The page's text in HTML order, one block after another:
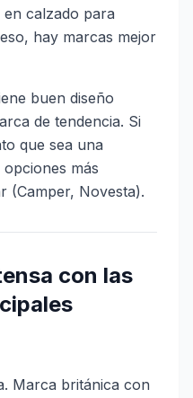
calzado para
hay marcas mejor
buen diseño
de tendencia. Si
que sea una
más
(Camper, Novesta).
con las
Marca británica con